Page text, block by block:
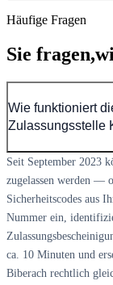
Häufige Fragen
Sie fragen,
Wie funktioniert
Zulassungsstelle
Seit September 2023
zugelassen werden —
Sicherheitscodes aus
Nummer ein,
ca. 10 Minuten und
Biberach rechtlich